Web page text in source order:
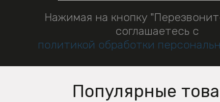
Нажимая на кнопку
соглашаетесь с
политикой обработки
Популярные